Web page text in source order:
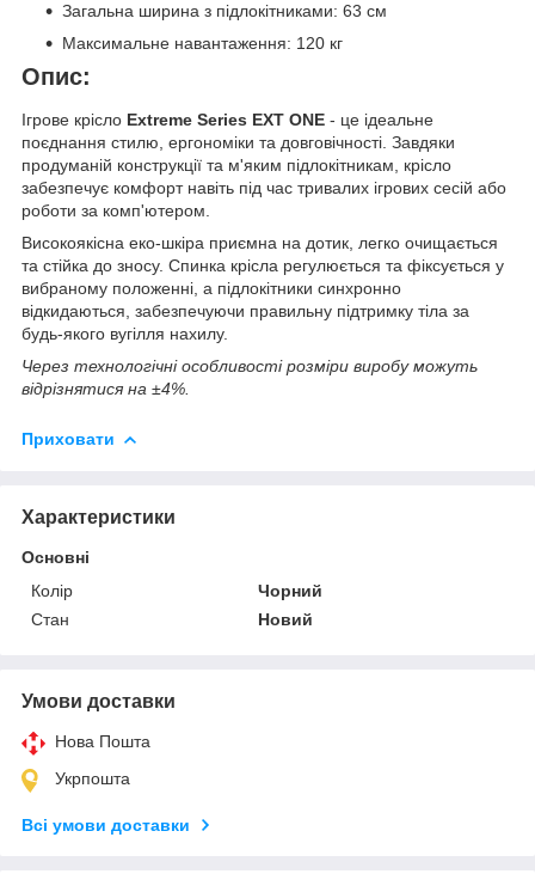
Загальна ширина з підлокітниками: 63 см
Максимальне навантаження: 120 кг
Опис:
Ігрове крісло Extreme Series EXT ONE - це ідеальне
поєднання стилю, ергономіки та довговічності. Завдяки
продуманій конструкції та м'яким підлокітникам, крісло
забезпечує комфорт навіть під час тривалих ігрових сесій або
роботи за комп'ютером.
Високоякісна еко-шкіра приємна на дотик, легко очищається
та стійка до зносу. Спинка крісла регулюється та фіксується у
вибраному положенні, а підлокітники синхронно
відкидаються, забезпечуючи правильну підтримку тіла за
будь-якого вугілля нахилу.
Через технологічні особливості розміри виробу можуть
відрізнятися на ±4%.
Приховати
Характеристики
Основні
Колір
Чорний
Стан
Новий
Умови доставки
Нова Пошта
Укрпошта
Всі умови доставки